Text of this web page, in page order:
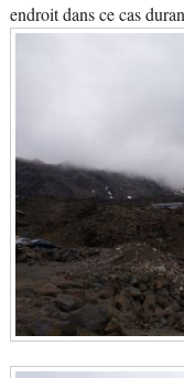
endroit dans ce cas